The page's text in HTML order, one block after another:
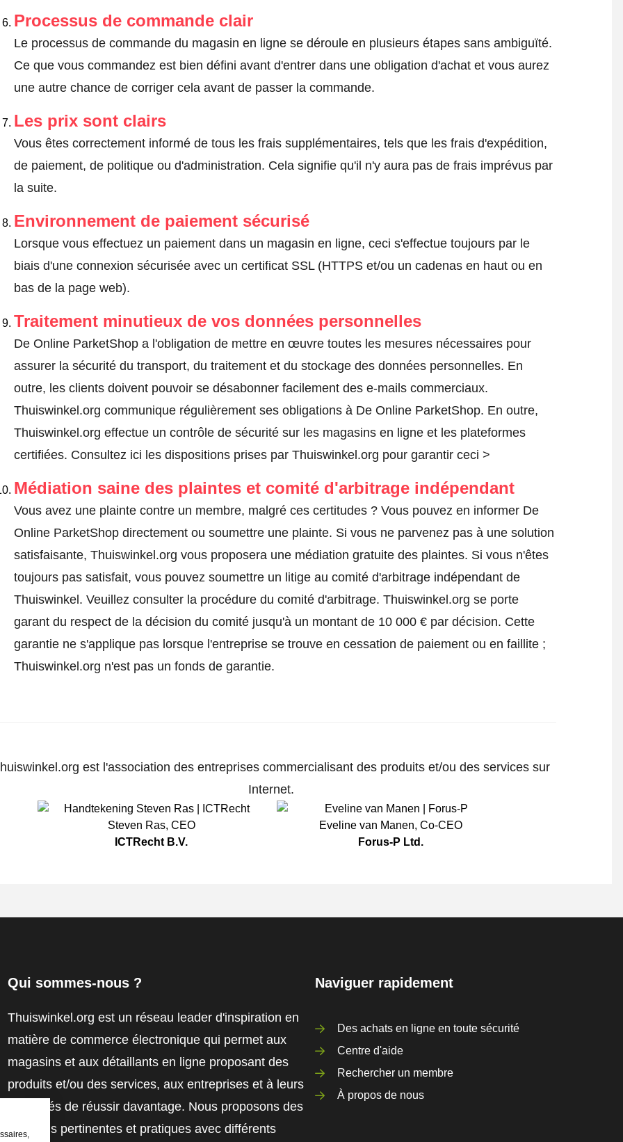
Processus de commande clair
Le processus de commande du magasin en ligne se déroule en plusieurs étapes sans ambiguïté.
Ce que vous commandez est bien défini avant d'entrer dans une obligation d'achat et vous aurez
une autre chance de corriger cela avant de passer la commande.
Les prix sont clairs
Vous êtes correctement informé de tous les frais supplémentaires, tels que les frais d'expédition,
de paiement, de politique ou d'administration. Cela signifie qu'il n'y aura pas de frais imprévus par
la suite.
Environnement de paiement sécurisé
Lorsque vous effectuez un paiement dans un magasin en ligne, ceci s'effectue toujours par le
biais d'une connexion sécurisée avec un certificat SSL (HTTPS et/ou un cadenas en haut ou en
bas de la page web).
Traitement minutieux de vos données personnelles
De Online ParketShop a l'obligation de mettre en œuvre toutes les mesures nécessaires pour
assurer la sécurité du transport, du traitement et du stockage des données personnelles. En
outre, les clients doivent pouvoir se désabonner facilement des e-mails commerciaux.
Thuiswinkel.org communique régulièrement ses obligations à De Online ParketShop. En outre,
Thuiswinkel.org effectue un contrôle de sécurité sur les magasins en ligne et les plateformes
certifiées. Consultez ici les dispositions prises par Thuiswinkel.org pour garantir ceci >
Médiation saine des plaintes et comité d'arbitrage indépendant
Vous avez une plainte contre un membre, malgré ces certitudes ? Vous pouvez en informer De
Online ParketShop directement ou soumettre une plainte. Si vous ne parvenez pas à une solution
satisfaisante, Thuiswinkel.org vous proposera une médiation gratuite des plaintes. Si vous n'êtes
toujours pas satisfait, vous pouvez soumettre un litige au comité d'arbitrage indépendant de
Thuiswinkel. Veuillez consulter la procédure du comité d'arbitrage. Thuiswinkel.org se porte
garant du respect de la décision du comité jusqu'à un montant de 10 000 € par décision. Cette
garantie ne s'applique pas lorsque l'entreprise se trouve en cessation de paiement ou en faillite ;
Thuiswinkel.org n'est pas un fonds de garantie.
est l'association des entreprises commercialisant des produits et/ou des services sur
Internet.
Steven Ras, CEO
ICTRecht B.V.
Eveline van Manen, Co-CEO
Forus-P Ltd.
Qui sommes-nous ?
Thuiswinkel.org est un réseau leader d'inspiration en
matière de commerce électronique qui permet aux
magasins et aux détaillants en ligne proposant des
produits et/ou des services, aux entreprises et à leurs
employés de réussir davantage. Nous proposons des
solutions pertinentes et pratiques avec différents
Naviguer rapidement
Des achats en ligne en toute sécurité
Centre d'aide
Rechercher un membre
À propos de nous